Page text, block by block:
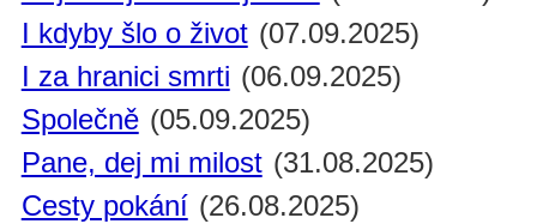
I kdyby šlo o život (07.09.2025)
I za hranici smrti (06.09.2025)
Společně (05.09.2025)
Pane, dej mi milost (31.08.2025)
Cesty pokání (26.08.2025)